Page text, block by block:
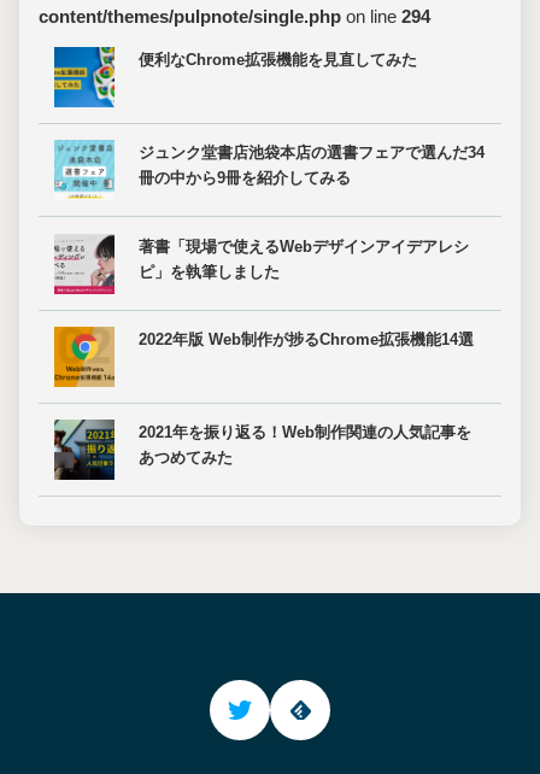
content/themes/pulpnote/single.php on line 294
便利なChrome拡張機能を見直してみた
ジュンク堂書店池袋本店の選書フェアで選んだ34
冊の中から9冊を紹介してみる
著書「現場で使えるWebデザインアイデアレシ
ピ」を執筆しました
2022年版 Web制作が捗るChrome拡張機能14選
2021年を振り返る！Web制作関連の人気記事を
あつめてみた